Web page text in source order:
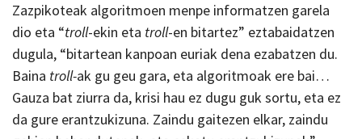
Zazpikoteak algoritmoen menpe informatzen garela
dio eta “troll-ekin eta troll-en bitartez” eztabaidatzen
dugula, “bitartean kanpoan euriak dena ezabatzen du.
Baina troll-ak gu geu gara, eta algoritmoak ere bai…
Gauza bat ziurra da, krisi hau ez dugu guk sortu, eta ez
da gure erantzukizuna. Zaindu gaitezen elkar, zaindu